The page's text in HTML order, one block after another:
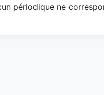
périodique ne